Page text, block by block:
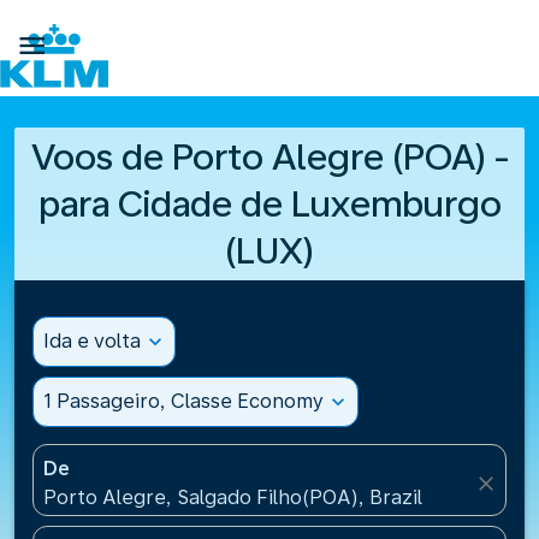

Voos de Porto Alegre (POA) -
para Cidade de Luxemburgo
(LUX)
Ida e volta expand_more
1 Passageiro, Classe Economy expand_more
De
Porto Alegre, Salgado Filho(POA), Brazil
close